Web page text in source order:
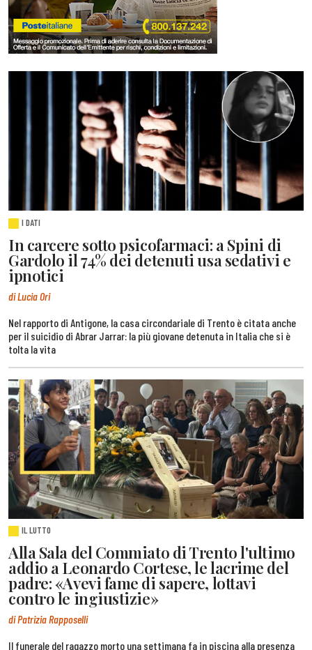
I DATI
In carcere sotto psicofarmaci: a Spini di
Gardolo il 74% dei detenuti usa sedativi e
ipnotici
di Lucia Ori
Nel rapporto di Antigone, la casa circondariale di Trento è citata anche
per il suicidio di Abrar Jarrar: la più giovane detenuta in Italia che si è
tolta la vita
IL LUTTO
Alla Sala del Commiato di Trento l'ultimo
addio a Leonardo Cortese, le lacrime del
padre: «Avevi fame di sapere, lottavi
contro le ingiustizie»
di Patrizia Rapposelli
Il funerale del ragazzo morto una settimana fa in piscina alla presenza